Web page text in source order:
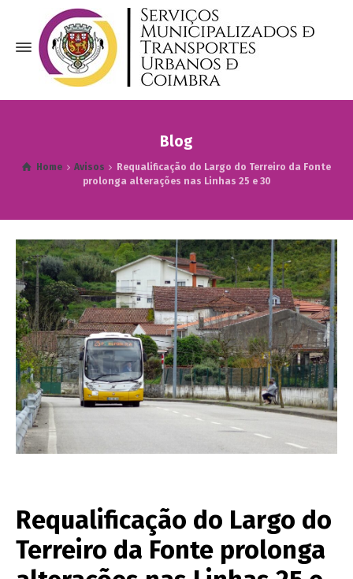
Blog
Home Avisos
Requalificação do Largo do Terreiro da Fonte
prolonga alterações nas Linhas 25 e 30
Requalificação do Largo do
Terreiro da Fonte prolonga